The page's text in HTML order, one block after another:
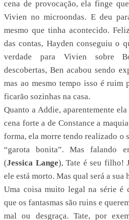
cena de provocação, ela finge
Vivien no microondas. E deu
mesmo que tinha acontecido.
das contas, Hayden conseguiu o
verdade para Vivien sobre
descobertas, Ben acabou sendo
mas ao mesmo tempo isso é ruim
ficarão sozinhas na casa.
Quanto a Addie, aparentemente
cena forte a de Constance a
forma, ela morre tendo realizado o
“garota bonita”. Mas falando
(Jessica Lange), Tate é seu filho!
ele está morto. Mas qual será a sua
Uma coisa muito legal na série é
que os fantasmas são ruins e
mal ou desgraça. Tate, por